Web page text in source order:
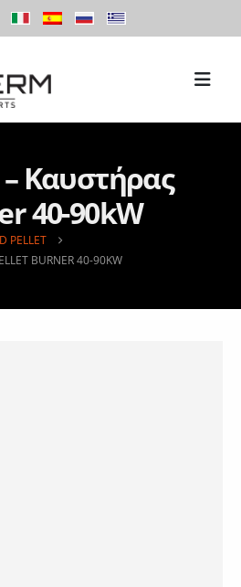
Καυστήρας
40-90kW
PELLET
BURNER 40-90KW